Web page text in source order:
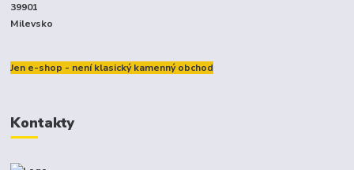
39901
Milevsko
Jen e-shop - není klasický kamenný obchod
Kontakty